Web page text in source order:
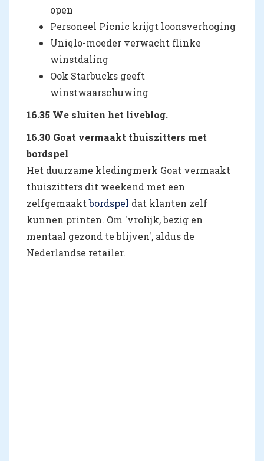
open
Personeel Picnic krijgt loonsverhoging
Uniqlo-moeder verwacht flinke
winstdaling
Ook Starbucks geeft
winstwaarschuwing
16.35 We sluiten het liveblog.
16.30 Goat vermaakt thuiszitters met
bordspel
Het duurzame kledingmerk Goat vermaakt
thuiszitters dit weekend met een
zelfgemaaktbordspel dat klanten zelf
kunnen printen. Om 'vrolijk, bezig en
mentaal gezond te blijven', aldus de
Nederlandse retailer.